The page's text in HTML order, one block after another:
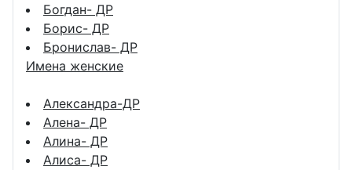
Богдан- ДР
Борис- ДР
Бронислав- ДР
Имена женские
Александра-ДР
Алена- ДР
Алина- ДР
Алиса- ДР